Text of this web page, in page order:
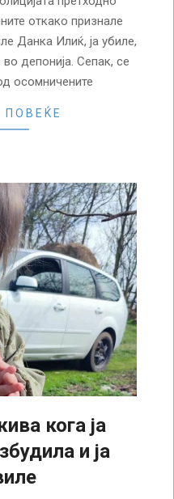
откако признале
Данка Илиќ, ја убиле,
депонија. Сепак, се
осомничените
кога ја
и ја